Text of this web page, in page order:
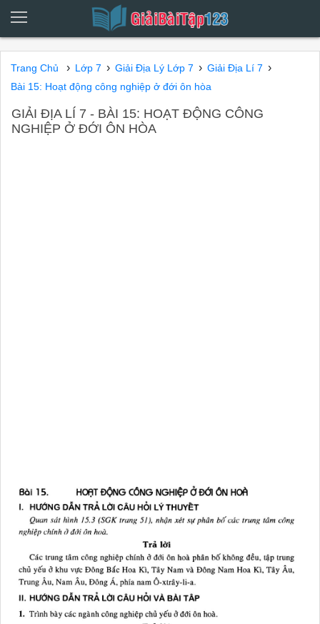
Trang Chủ › Lớp 7 › Giải Địa Lý Lớp 7 › Giải Địa Lí 7 ›
Bài 15: Hoạt động công nghiệp ở đới ôn hòa
GIẢI ĐỊA LÍ 7 - BÀI 15: HOẠT ĐỘNG CÔNG
NGHIỆP Ở ĐỚI ÔN HÒA